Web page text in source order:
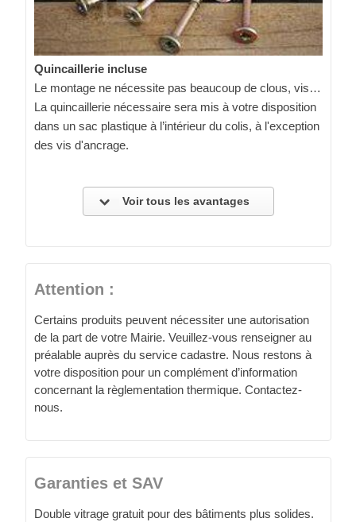
Quincaillerie incluse
Le montage ne nécessite pas beaucoup de clous, vis…
La quincaillerie nécessaire sera mis à votre disposition
dans un sac plastique à l’intérieur du colis, à l'exception
des vis d'ancrage.
Voir tous les avantages
Attention :
Certains produits peuvent nécessiter une autorisation
de la part de votre Mairie. Veuillez-vous renseigner au
préalable auprès du service cadastre. Nous restons à
votre disposition pour un complément d’information
concernant la règlementation thermique. Contactez-
nous.
Garanties et SAV
Double vitrage gratuit pour des bâtiments plus solides.